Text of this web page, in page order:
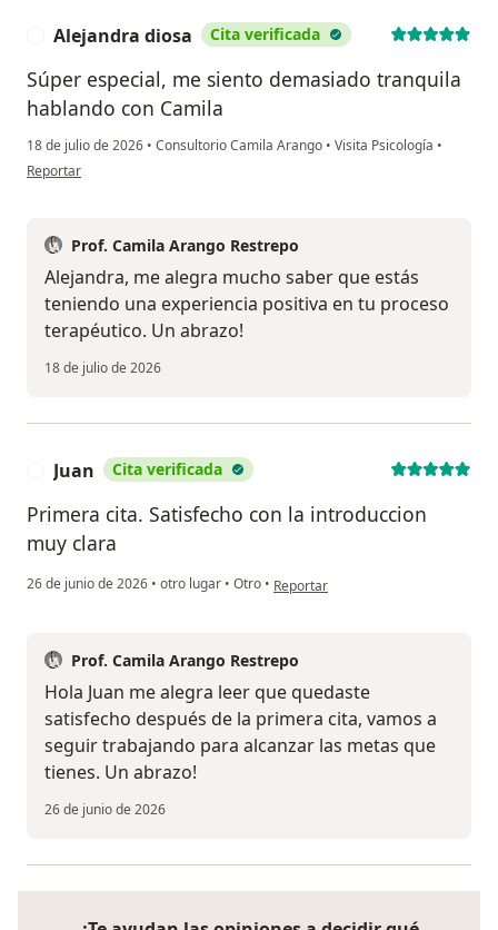
Alejandra diosa Cita verificada
Súper especial, me siento demasiado tranquila
hablando con Camila
18 de julio de 2026 • Consultorio Camila Arango • Visita Psicología •
en opinión del usuario Alejandra diosa
Reportar
Prof. Camila Arango Restrepo
Alejandra, me alegra mucho saber que estás
teniendo una experiencia positiva en tu proceso
terapéutico. Un abrazo!
18 de julio de 2026
Juan Cita verificada
Primera cita. Satisfecho con la introduccion
muy clara
26 de junio de 2026 • otro lugar • Otro • en opinión del usuario Juan
Reportar
Prof. Camila Arango Restrepo
Hola Juan me alegra leer que quedaste
satisfecho después de la primera cita, vamos a
seguir trabajando para alcanzar las metas que
tienes. Un abrazo!
26 de junio de 2026